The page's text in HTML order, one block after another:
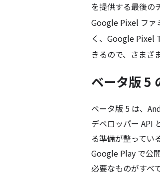
を提供する最後の
Google Pixel ファ
く、Google Pixel
きるので、さまざ
ベータ版 5
ベータ版 5 は、
デベロッパー API
る準備が整ってい
Google Play で公
必要なものがすべ